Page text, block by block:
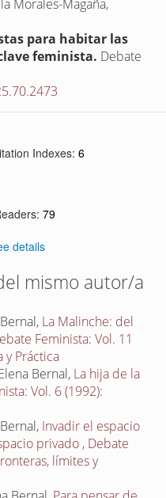
Morales-Magaña,
para habitar las
feminista. Debate
Indexes:6
79
details
mismo autor/a
La Malinche: del
Feminista: Vol. 11
y Práctica
Bernal, La hija de la
Vol. 6 (1992):
Invadir el espacio
privado , Debate
límites y